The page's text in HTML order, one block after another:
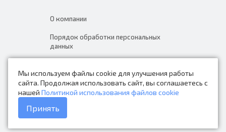
Мы используем файлы cookie для улучшения работы
сайта. Продолжая использовать сайт, вы соглашаетесь с
нашей Политикой использования файлов cookie
Принять
О компании
Порядок обработки персональных
данных
Контакты
Каталог товаров
Доставка и оплата